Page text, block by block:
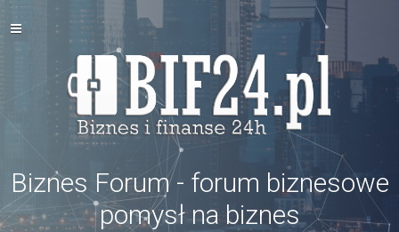
Biznes Forum - forum biznesowe
pomysł na biznes